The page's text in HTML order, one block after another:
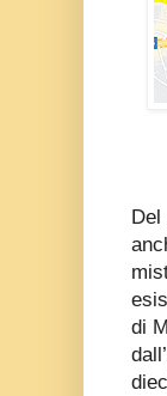
Del
di